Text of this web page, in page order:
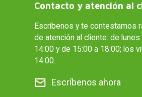
Contacto y atención al
Escríbenos y te contestamos
de atención al cliente: de
14:00 y de 15:00 a 18:00; los
14:00.
Escríbenos ahora